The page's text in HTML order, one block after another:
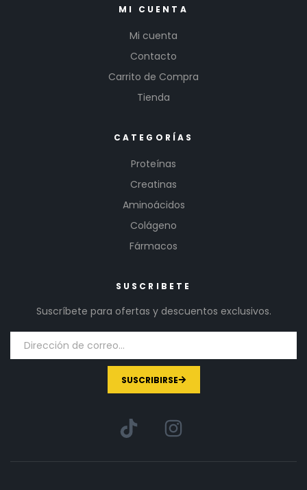
MI CUENTA
Mi cuenta
Contacto
Carrito de Compra
Tienda
CATEGORÍAS
Proteínas
Creatinas
Aminoácidos
Colágeno
Fármacos
SUSCRIBETE
Suscríbete para ofertas y descuentos exclusivos.
SUSCRIBIRSE